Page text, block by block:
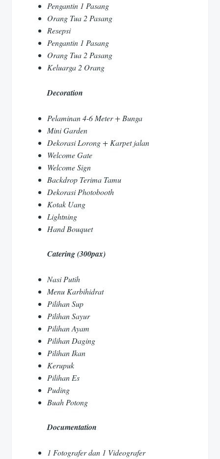
Pengantin 1 Pasang
Orang Tua 2 Pasang
Resepsi
Pengantin 1 Pasang
Orang Tua 2 Pasang
Keluarga 2 Orang
Decoration
Pelaminan 4-6 Meter + Bunga
Mini Garden
Dekorasi Lorong + Karpet jalan
Welcome Gate
Welcome Sign
Backdrop Terima Tamu
Dekorasi Photobooth
Kotak Uang
Lightning
Hand Bouquet
Catering (300pax)
Nasi Putih
Menu Karbihidrat
Pilihan Sup
Pilihan Sayur
Pilihan Ayam
Pilihan Daging
Pilihan Ikan
Kerupuk
Pilihan Es
Puding
Buah Potong
Documentation
1 Fotografer dan 1 Videografer